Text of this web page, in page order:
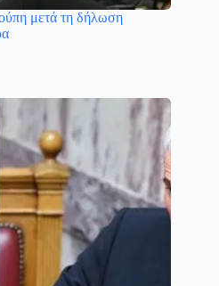
μετά τη δήλωση